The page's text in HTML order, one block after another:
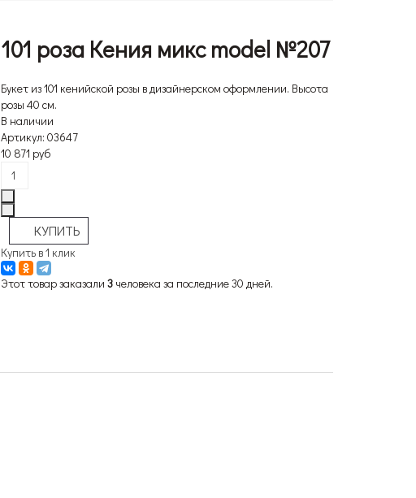
101 роза Кения микс model №207
Букет из 101 кенийской розы в дизайнерском оформлении. Высота
розы 40 см.
В наличии
Артикул: 03647
10 871 руб
Купить в 1 клик
Этот товар заказали3 человека за последние 30 дней.